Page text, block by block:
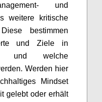
und
weitere kritische
bestimmen
und Ziele in
und welche
Werden hier
Mindset
gelebtoder erhält